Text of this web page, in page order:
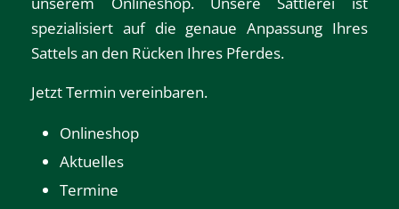
spezialisiert auf die genaue Anpassung Ihres
Sattels an den Rücken Ihres Pferdes.
Jetzt Termin vereinbaren.
Onlineshop
Aktuelles
Termine